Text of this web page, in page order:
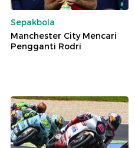
Sepakbola
Manchester City Mencari
Pengganti Rodri